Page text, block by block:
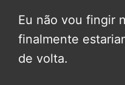
Eu não vou fingir
finalmente
de volta.